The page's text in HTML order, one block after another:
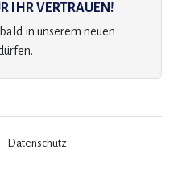
IHR VERTRAUEN!
in unserem neuen
Datenschutz